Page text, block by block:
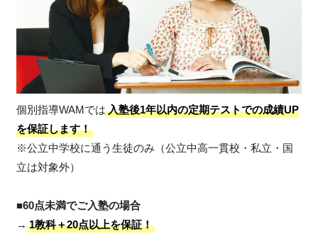
個別指導WAMでは 入塾後1年以内の定期テストでの成績UP
を保証します！
※公立中学校に通う生徒のみ（公立中高一貫校・私立・国
立は対象外）
■60点未満でご入塾の場合
→ 1教科＋20点以上を保証！